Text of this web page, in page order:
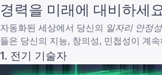
경력을 미래에 대비하세
자동화된 세상에서 당신의 일자리 안정성
들은 당신의 지능, 창의성, 민첩성이 계
1. 전기 기술자